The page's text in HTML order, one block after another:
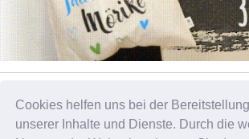
Cookies helfen uns bei der Bereitstellung
unserer Inhalte und Dienste. Durch die
Tweets by pelikan_sz